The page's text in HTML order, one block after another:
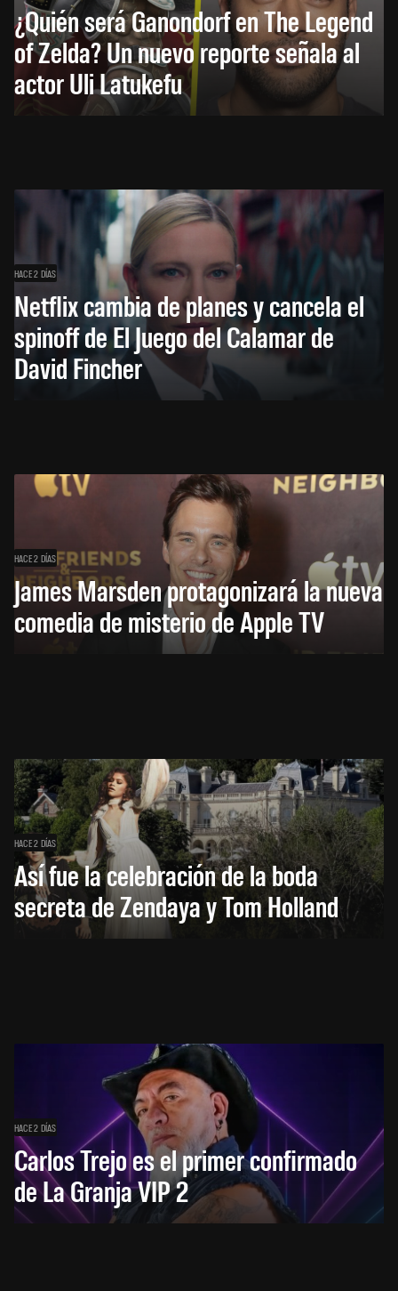
¿Quién será Ganondorf en The Legend
of Zelda? Un nuevo reporte señala al
actor Uli Latukefu
HACE 2 DÍAS
Netflix cambia de planes y cancela el
spinoff de El Juego del Calamar de
David Fincher
HACE 2 DÍAS
James Marsden protagonizará la nueva
comedia de misterio de Apple TV
HACE 2 DÍAS
Así fue la celebración de la boda
secreta de Zendaya y Tom Holland
HACE 2 DÍAS
Carlos Trejo es el primer confirmado
de La Granja VIP 2